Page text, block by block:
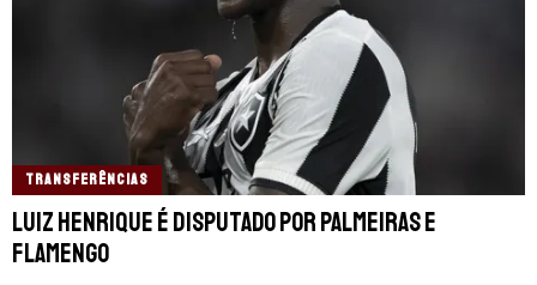
TRANSFERÊNCIAS
Luiz Henrique é disputado por Palmeiras e
Flamengo